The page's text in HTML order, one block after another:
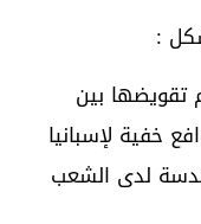
تقويضها بين
خفية لإسبانيا
لدى الشعب